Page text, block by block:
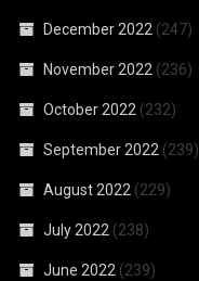
December 2022 (247)
November 2022 (236)
October 2022 (232)
September 2022 (239)
August 2022 (229)
July 2022 (238)
June 2022 (239)